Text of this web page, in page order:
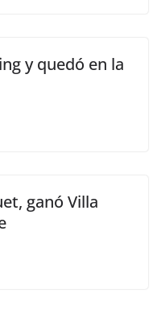
y quedó en la
ganó Villa